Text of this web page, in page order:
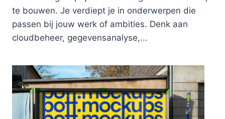
te bouwen. Je verdiept je in onderwerpen die
passen bij jouw werk of ambities. Denk aan
cloudbeheer, gegevensanalyse,...